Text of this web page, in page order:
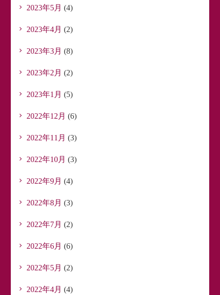
2023年5月 (4)
2023年4月 (2)
2023年3月 (8)
2023年2月 (2)
2023年1月 (5)
2022年12月 (6)
2022年11月 (3)
2022年10月 (3)
2022年9月 (4)
2022年8月 (3)
2022年7月 (2)
2022年6月 (6)
2022年5月 (2)
2022年4月 (4)